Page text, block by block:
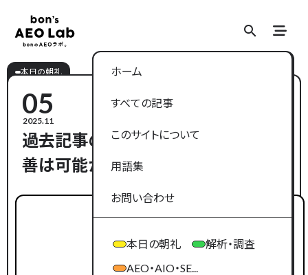
search
search
ホーム
すべての記事
このサイトについて
用語集
お問い合わせ
本日の朝礼
解析・調査
AEO・AIO・SE...
本日の朝礼
05
2025.11
過去記事のリライトでトラフィック改
善は可能か？AEOの観点から考える